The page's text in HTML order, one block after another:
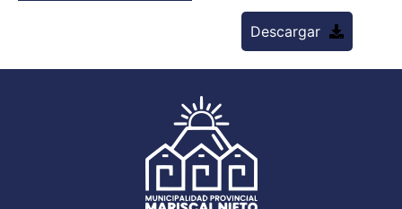
Descargar